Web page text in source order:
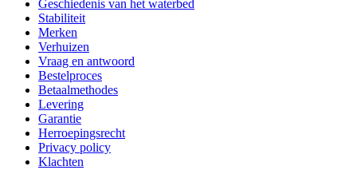
Geschiedenis van het waterbed
Stabiliteit
Merken
Verhuizen
Vraag en antwoord
Bestelproces
Betaalmethodes
Levering
Garantie
Herroepingsrecht
Privacy policy
Klachten